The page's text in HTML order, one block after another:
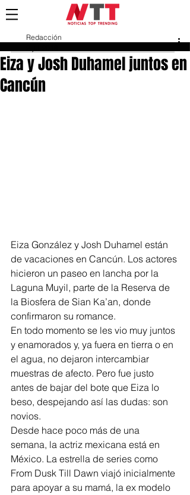
Eiza y Josh Duhamel juntos en
Cancún
Redacción
Eiza González y Josh Duhamel están
de vacaciones en Cancún. Los actores
hicieron un paseo en lancha por la
Laguna Muyil, parte de la Reserva de
la Biosfera de Sian Ka’an, donde
confirmaron su romance.
En todo momento se les vio muy juntos
y enamorados y, ya fuera en tierra o en
el agua, no dejaron intercambiar
muestras de afecto. Pero fue justo
antes de bajar del bote que Eiza lo
beso, despejando así las dudas: son
novios.
Desde hace poco más de una
semana, la actriz mexicana está en
México. La estrella de series como
From Dusk Till Dawn viajó inicialmente
para apoyar a su mamá, la ex modelo